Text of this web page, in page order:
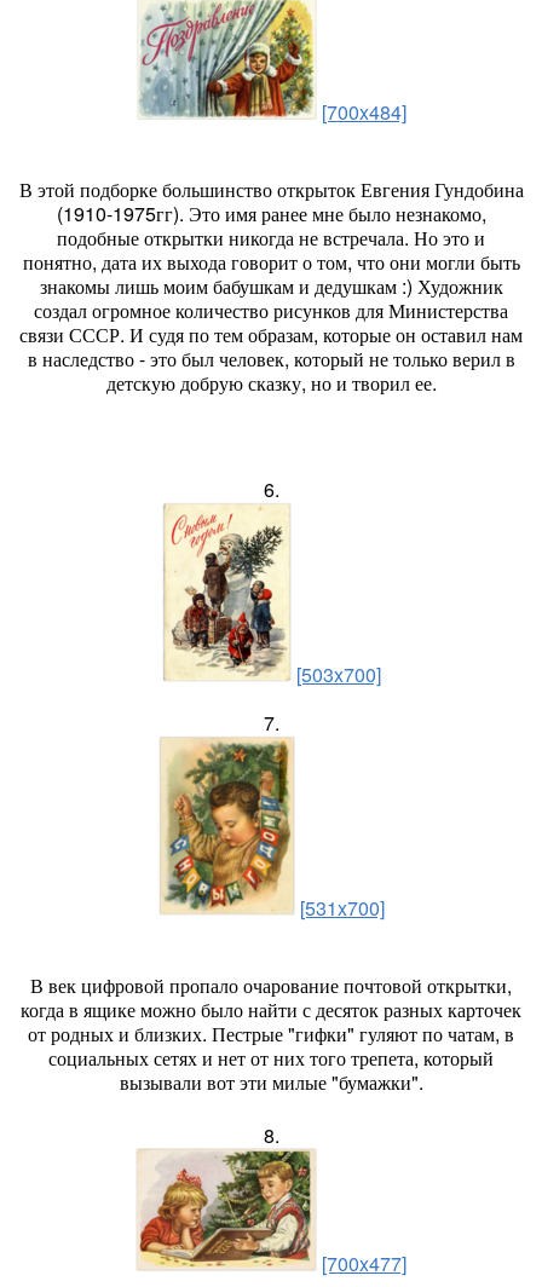
[700x484]
В этой подборке большинство открыток Евгения Гундобина
(1910-1975гг). Это имя ранее мне было незнакомо,
подобные открытки никогда не встречала. Но это и
понятно, дата их выхода говорит о том, что они могли быть
знакомы лишь моим бабушкам и дедушкам :) Художник
создал огромное количество рисунков для Министерства
связи СССР. И судя по тем образам, которые он оставил нам
в наследство - это был человек, который не только верил в
детскую добрую сказку, но и творил ее.
6.
[503x700]
7.
[531x700]
В век цифровой пропало очарование почтовой открытки,
когда в ящике можно было найти с десяток разных карточек
от родных и близких. Пестрые "гифки" гуляют по чатам, в
социальных сетях и нет от них того трепета, который
вызывали вот эти милые "бумажки".
8.
[700x477]